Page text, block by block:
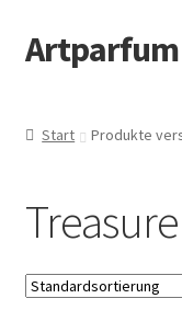
Zur
Navigation
Zum
Inhalt
Artparfum
AGB
Cart
Start Produkte